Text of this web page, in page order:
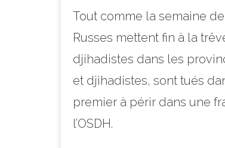
Tout comme la semaine
Russes mettent fin à la
djihadistes dans les
et djihadistes, sont tués
premier à périr dans une
l’OSDH.